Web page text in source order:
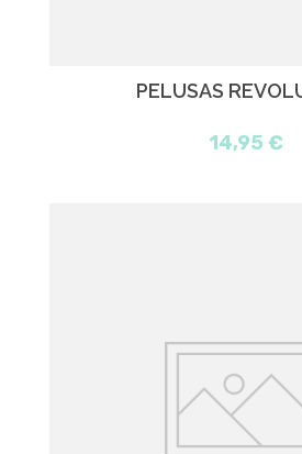
PELUSAS
14,95 €